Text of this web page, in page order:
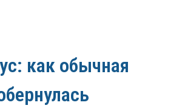
как обычная